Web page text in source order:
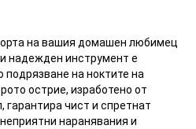
на вашия домашен любимец
надежден инструмент е
подрязване на ноктите на
острие, изработено от
гарантира чист и спретнат
наранявания и